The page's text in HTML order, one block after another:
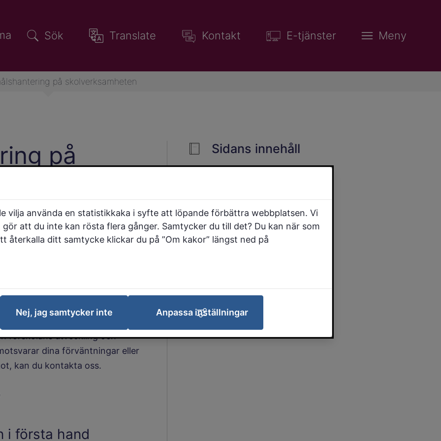
Sök Translate Kontakt E-tjänster Meny
på skolverksamheten
på
grundskolan,
eller
vill vi veta det.
Våra skolor och
verksamheter. Dina
förskolans utveckling och
dina förväntningar eller
kan du kontakta oss.
i första hand
Sidans innehåll
vilja använda en statistikkaka i syfte att löpande förbättra webbplatsen. Vi
att du inte kan rösta flera gånger. Samtycker du till det? Du kan när som
återkalla ditt samtycke klickar du på ”Om kakor” längst ned på
Nej, jag samtycker inte Anpassa inställningar